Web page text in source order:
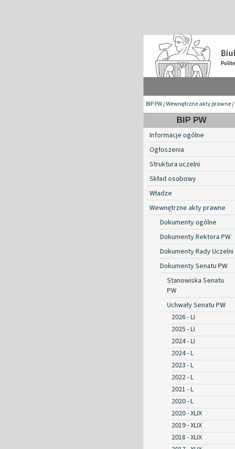
BIP PW/Wewnętrzne akty prawne/
BIP PW
Informacje ogólne
Ogłoszenia
Struktura uczelni
Skład osobowy
Władze
Wewnętrzne akty prawne
Dokumenty ogólne
Dokumenty Rektora PW
Dokumenty Rady Uczelni
Dokumenty Senatu PW
Stanowiska Senatu
PW
Uchwały Senatu PW
2026 - LI
2025 - LI
2024 - LI
2024 - L
2023 - L
2022 - L
2021 - L
2020 - L
2020 - XLIX
2019 - XLIX
2018 - XLIX